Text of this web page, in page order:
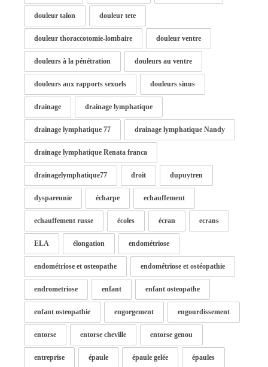
douleur talon douleur tete
douleur thoraccotomie-lombaire douleur ventre
douleurs à la pénétration douleurs au ventre
douleurs aux rapports sexuels douleurs sinus
drainage drainage lymphatique
drainage lymphatique 77 drainage lymphatique Nandy
drainage lymphatique Renata franca
drainagelymphatique77 droit dupuytren
dyspareunie écharpe echauffement
echauffement russe écoles écran ecrans
ELA élongation endométriose
endométriose et osteopathe endométriose et ostéopathie
endrometriose enfant enfant osteopathe
enfant osteopathie engorgement engourdissement
entorse entorse cheville entorse genou
entreprise épaule épaule gelée épaules